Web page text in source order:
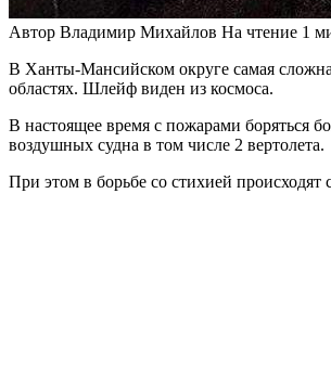
Автор Владимир Михайлов На чтение 1
В Ханты-Мансийском округе самая
областях. Шлейф виден из космоса.
В настоящее время с пожарами боряться
воздушных судна в том числе 2 вертолета.
При этом в борьбе со стихией